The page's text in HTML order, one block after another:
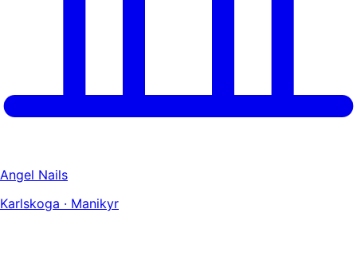
Angel Nails
Karlskoga · Manikyr